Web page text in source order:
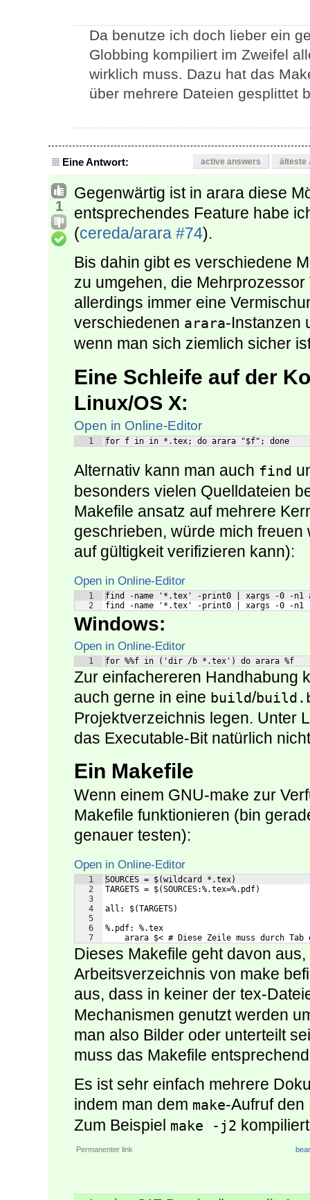
Da benutze ich doch lieber ein
Globbing kompiliert im Zweifel
wirklich muss. Dazu hat das
über mehrere Dateien gesplittet
Eine Antwort: active answers älteste
1
Gegenwärtig ist in arara diese
entsprechendes Feature habe
(cereda/arara #74).
Bis dahin gibt es verschiedene
zu umgehen, die
allerdings immer eine
verschiedenen arara-Instanzen
wenn man sich ziemlich sicher
Eine Schleife auf der
Linux/OS X:
Open in Online-Editor
1 for f in in *.tex; do arara "$f"; done
Alternativ kann man auch find
besonders vielen Quelldateien
Makefile ansatz auf mehrere
geschrieben, würde mich
auf gültigkeit verifizieren kann):
Open in Online-Editor
1
2
find -name '*.tex' -print0 | xargs -0 -n1
find -name '*.tex' -print0 | xargs -0 -n1 -
Windows:
Open in Online-Editor
1 for %%f in ('dir /b *.tex') do arara %f
Zur einfachereren Handhabung
auch gerne in eine build/
Projektverzeichnis legen. Unter
das Executable-Bit natürlich
Ein Makefile
Wenn einem GNU-make zur
Makefile funktionieren (bin
genauer testen):
Open in Online-Editor
1
2
3
4
5
6
7
SOURCES = $(wildcard *.tex)
TARGETS = $(SOURCES:%.tex=%.pdf)
all: $(TARGETS)
%.pdf: %.tex
arara $< # Diese Zeile muss durch Tab
Dieses Makefile geht davon
Arbeitsverzeichnis von make
aus, dass in keiner der tex-
Mechanismen genutzt werden
man also Bilder oder unterteilt
muss das Makefile
Es ist sehr einfach mehrere
indem man dem make-Aufruf
Zum Beispiel make -j2
Permanenter link